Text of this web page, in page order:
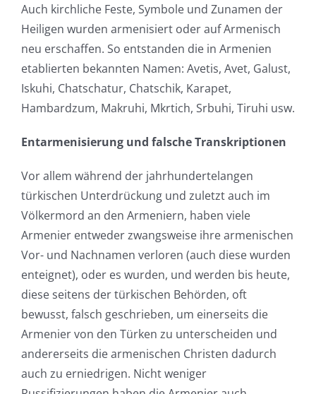
Auch kirchliche Feste, Symbole und Zunamen der
Heiligen wurden armenisiert oder auf Armenisch
neu erschaffen. So entstanden die in Armenien
etablierten bekannten Namen: Avetis, Avet, Galust,
Iskuhi, Chatschatur, Chatschik, Karapet,
Hambardzum, Makruhi, Mkrtich, Srbuhi, Tiruhi usw.
Entarmenisierung und falsche Transkriptionen
Vor allem während der jahrhundertelangen
türkischen Unterdrückung und zuletzt auch im
Völkermord an den Armeniern, haben viele
Armenier entweder zwangsweise ihre armenischen
Vor- und Nachnamen verloren (auch diese wurden
enteignet), oder es wurden, und werden bis heute,
diese seitens der türkischen Behörden, oft
bewusst, falsch geschrieben, um einerseits die
Armenier von den Türken zu unterscheiden und
andererseits die armenischen Christen dadurch
auch zu erniedrigen. Nicht weniger